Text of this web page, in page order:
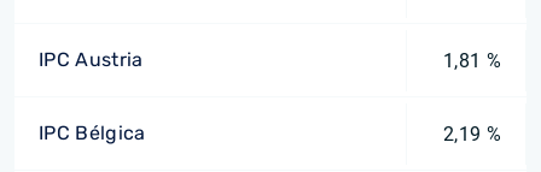
IPC Austria 1,81 %
IPC Bélgica 2,19 %